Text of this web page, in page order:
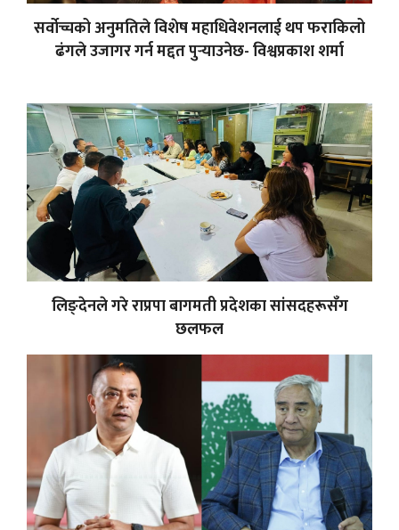
सर्वोच्चको अनुमतिले विशेष महाधिवेशनलाई थप फराकिलो
ढंगले उजागर गर्न मद्दत पुर्‍याउनेछ- विश्वप्रकाश शर्मा
लिङ्देनले गरे राप्रपा बागमती प्रदेशका सांसदहरूसँग
छलफल